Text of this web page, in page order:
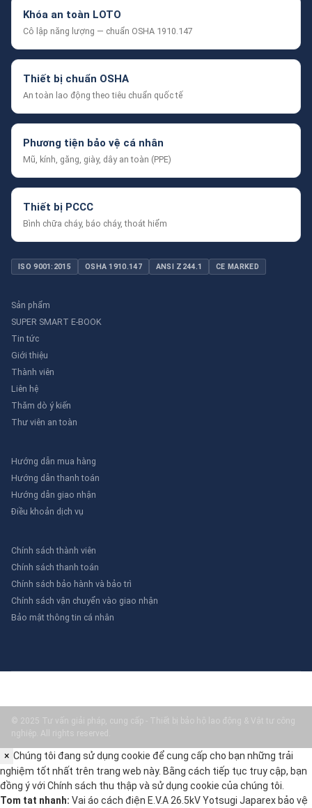
Khóa an toàn LOTO
Cô lập năng lượng — chuẩn OSHA 1910.147
Thiết bị chuẩn OSHA
An toàn lao động theo tiêu chuẩn quốc tế
Phương tiện bảo vệ cá nhân
Mũ, kính, găng, giày, dây an toàn (PPE)
Thiết bị PCCC
Bình chữa cháy, báo cháy, thoát hiểm
ISO 9001:2015 OSHA 1910.147 ANSI Z244.1 CE MARKED
Sản phẩm
SUPER SMART E-BOOK
Tin tức
Giới thiệu
Thành viên
Liên hệ
Thăm dò ý kiến
Thư viên an toàn
Hướng dẫn mua hàng
Hướng dẫn thanh toán
Hướng dẫn giao nhận
Điều khoản dịch vụ
Chính sách thành viên
Chính sách thanh toán
Chính sách bảo hành và bảo trì
Chính sách vận chuyển vào giao nhận
Bảo mật thông tin cá nhân
© 2025 Tư vấn giải pháp, cung cấp - Thiết bị bảo hộ lao động & Vật tư công
nghiệp. All rights reserved.
× Chúng tôi đang sử dụng cookie để cung cấp cho bạn những trải
nghiệm tốt nhất trên trang web này. Bằng cách tiếp tục truy cập, bạn
đồng ý với Chính sách thu thập và sử dụng cookie của chúng tôi.
Tom tat nhanh: Vai áo cách điện E.V.A 26.5kV Yotsugi Japarex bảo vệ